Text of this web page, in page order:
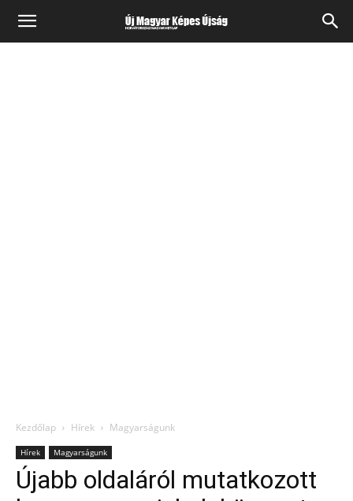
Kezdőlap Hírek Magyarságunk
Hírek Magyarságunk
Újabb oldaláról mutatkozott